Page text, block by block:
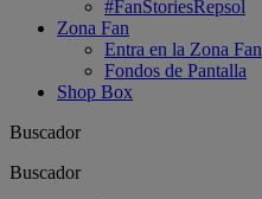
#FanStoriesRepsol
Zona Fan
Entra en la Zona Fan
Fondos de Pantalla
Shop Box
Buscador
Buscador